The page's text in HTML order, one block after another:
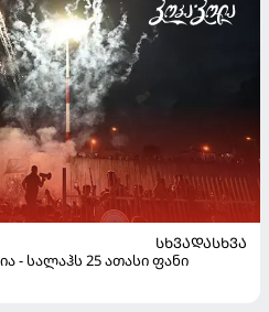
ᲡᲮᲕᲐᲓᲐᲡᲮᲕᲐ
- სალაჰს 25 ათასი ფანი